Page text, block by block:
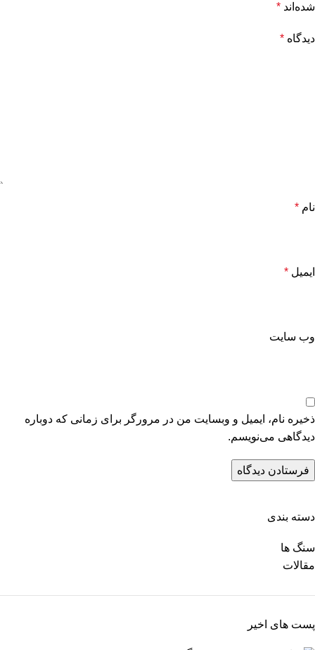
شده‌اند *
دیدگاه *
نام *
ایمیل *
وب‌ سایت
ذخیره نام، ایمیل و وبسایت من در مرورگر برای زمانی که دوباره
دیدگاهی می‌نویسم.
دسته بندی
سنگ ها
مقالات
پست های اخیر